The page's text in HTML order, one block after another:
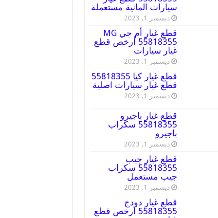
سيارات المانية مستعملة
ديسمبر 1, 2023
قطع غيار أم جي MG
55818355 أرخص قطع
غيار سيارات
ديسمبر 1, 2023
قطع غيار كيا 55818355
قطع غيار سيارات اصلية
ديسمبر 1, 2023
قطع غيار باجيرو
55818355 سكراب
باجيرو
ديسمبر 1, 2023
قطع غيار جيب
55818355 سكراب
جيب مستعمل
ديسمبر 1, 2023
قطع غيار دودج
55818355 ارخص قطع